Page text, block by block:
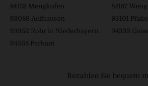
84152 Mengkofen
84187 Weng
93089 Aufhausen
93101
93352 Rohr in Niederbayern
94333
94368 Perkam
Bezahlen Sie bequem